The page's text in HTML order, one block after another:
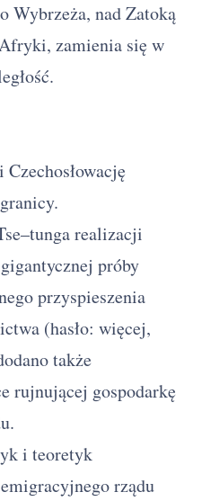
Wybrzeża, nad Zatoką
zamienia się w
realizacji
próby
przyspieszenia
(hasło: więcej,
także
rujnującej gospodarkę
i teoretyk
rządu